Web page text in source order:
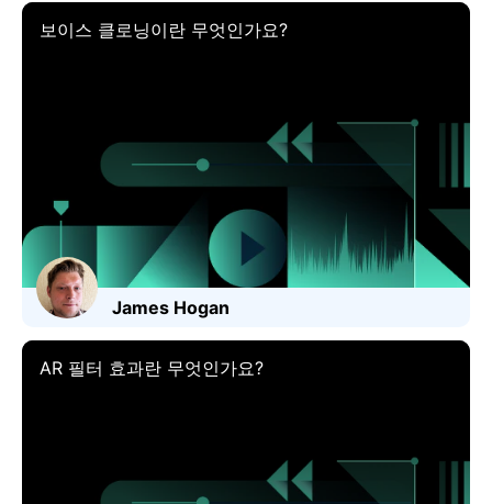
보이스 클로닝이란 무엇인가요?
James Hogan
AR 필터 효과란 무엇인가요?